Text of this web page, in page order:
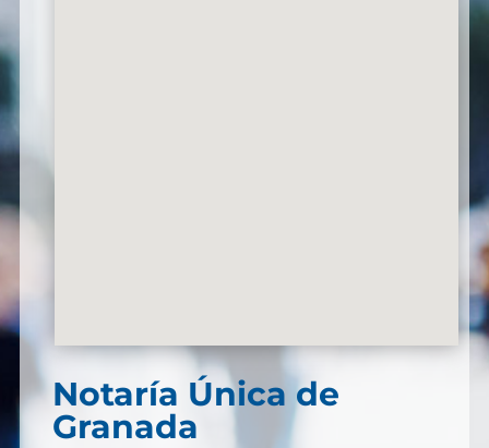
Notaría Única de
Granada